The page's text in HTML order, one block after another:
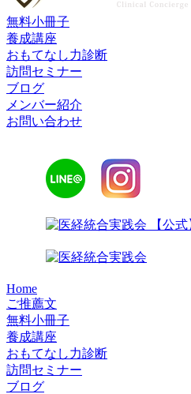
無料小冊子
養成講座
おもてなし力診断
訪問セミナー
ブログ
メンバー紹介
お問い合わせ
Home
ご推薦文
無料小冊子
養成講座
おもてなし力診断
訪問セミナー
ブログ